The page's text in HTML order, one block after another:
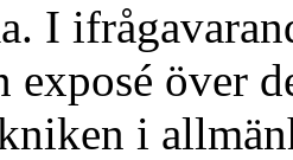
I
exposé över
i